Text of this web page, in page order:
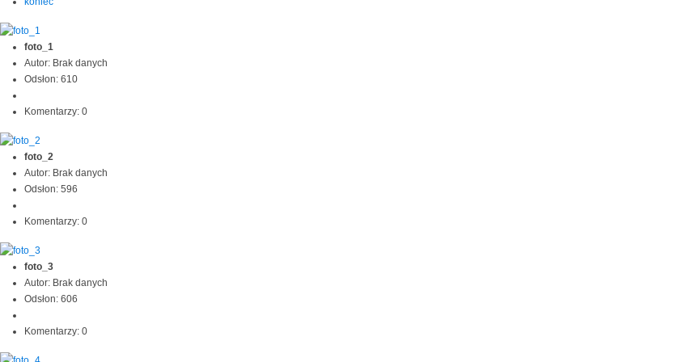
foto_1
Autor: Brak danych
Odsłon: 610
Komentarzy: 0
foto_2
Autor: Brak danych
Odsłon: 596
Komentarzy: 0
foto_3
Autor: Brak danych
Odsłon: 606
Komentarzy: 0